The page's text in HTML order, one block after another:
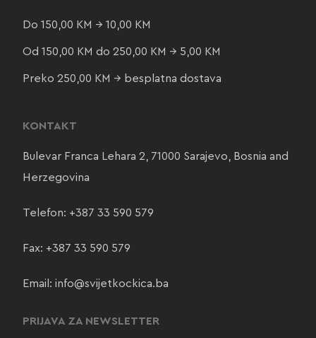
Do 150,00 KM → 10,00 KM
Od 150,00 KM do 250,00 KM → 5,00 KM
Preko 250,00 KM → besplatna dostava
KONTAKT
Bulevar Franca Lehara 2, 71000 Sarajevo, Bosnia and
Herzegovina
Telefon: +387 33 590 579
Fax: +387 33 590 579
Email: info@svijetkockica.ba
PRIJAVA ZA NEWSLETTER